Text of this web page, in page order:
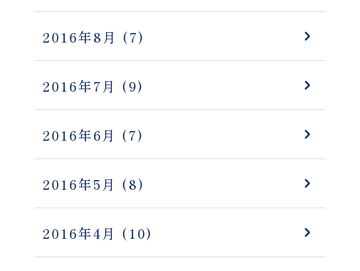
2016年8月 (7)
2016年7月 (9)
2016年6月 (7)
2016年5月 (8)
2016年4月 (10)